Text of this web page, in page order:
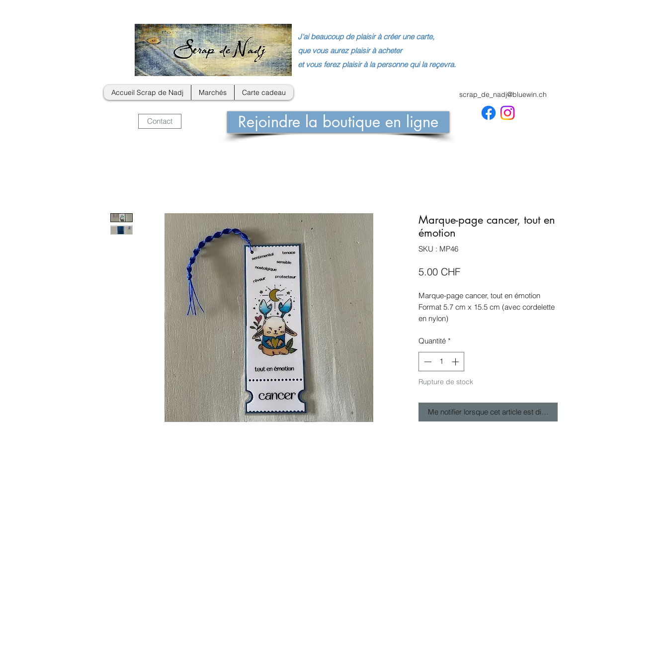
J'ai beaucoup de plaisir à créer une carte,
que vous aurez plaisir à acheter
et vous ferez plaisir à la personne qui la reçevra.
Accueil Scrap de Nadj Marchés Carte cadeau
Contact Rejoindre la boutique en ligne
scrap_de_nadj@bluewin.ch
Marque-page cancer, tout en
émotion
SKU : MP46
5.00 CHFPrix
Marque-page cancer, tout en émotion
Format 5.7 cm x 15.5 cm (avec cordelette
en nylon)
envoi pas poste sous 3 jours ouvrables
Création plastifiée
Quantité *
Rupture de stock
Me notifier lorsque cet article est disponible